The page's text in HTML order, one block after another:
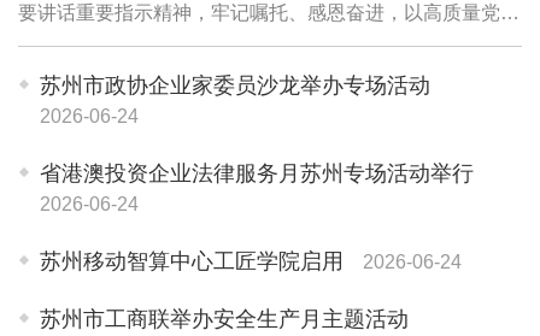
要讲话重要指示精神，牢记嘱托、感恩奋进，以高质量党建
引领高质量发展，传承弘扬和发展"园区经验"，更大力度深
化改革开放，推动科技创新和产业创新深度...
苏州市政协企业家委员沙龙举办专场活动
2026-06-24
省港澳投资企业法律服务月苏州专场活动举行
2026-06-24
苏州移动智算中心工匠学院启用 2026-06-24
苏州市工商联举办安全生产月主题活动